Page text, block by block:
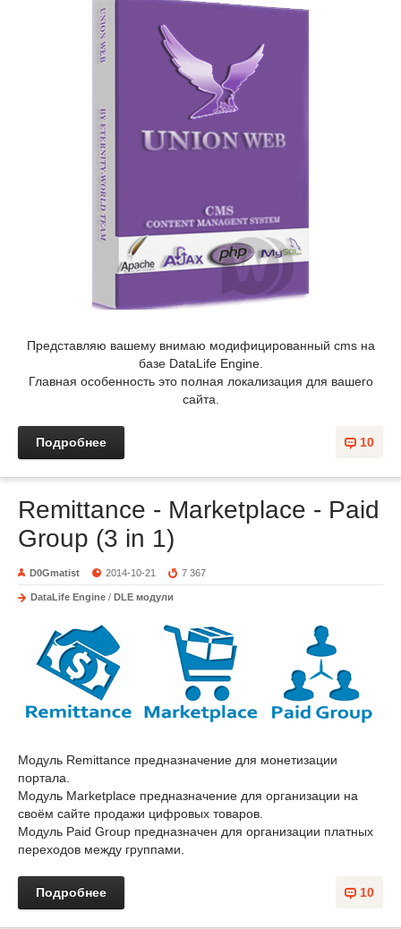
Представляю вашему внимаю модифицированный cms на
базе DataLife Engine.
Главная особенность это полная локализация для вашего
сайта.
10
Подробнее
Remittance - Marketplace - Paid
Group (3 in 1)
D0Gmatist 2014-10-21 7 367
DataLife Engine / DLE модули
Модуль Remittance предназначение для монетизации
портала.
Модуль Marketplace предназначение для организации на
своём сайте продажи цифровых товаров.
Модуль Paid Group предназначен для организации платных
переходов между группами.
10
Подробнее